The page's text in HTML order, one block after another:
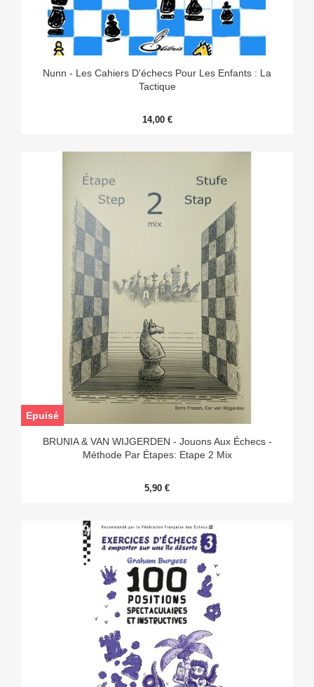
Nunn - Les Cahiers D'échecs Pour Les Enfants : La
Tactique
14,00 €
BRUNIA & VAN WIJGERDEN - Jouons Aux Échecs -
Méthode Par Étapes: Etape 2 Mix
5,90 €
Epuisé